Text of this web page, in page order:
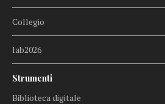
Collegio
lab2026
Strumenti
Biblioteca digitale